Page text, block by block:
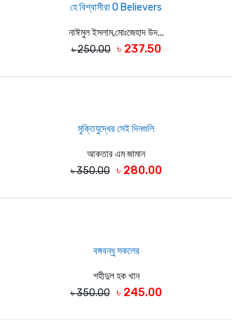
হে বিশ্বাসীরা O Believers
নাঈমুল ইসলাম,মোঃজেহাদ উদ...
৳ 250.00 ৳ 237.50
মুক্তিযুদ্ধের সেই দিনগুলি
আকতার এম জামান
৳ 350.00 ৳ 280.00
বঙ্গবন্ধু সকলের
শহীদুল হক খান
৳ 350.00 ৳ 245.00